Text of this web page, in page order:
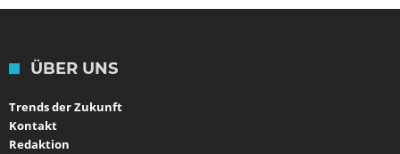
ÜBER UNS
Trends der Zukunft
Kontakt
Redaktion